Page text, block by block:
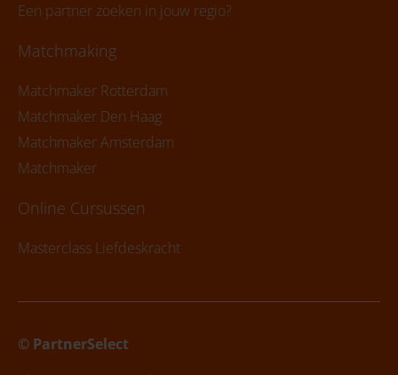
Een partner zoeken in jouw regio?
Matchmaking
Matchmaker Rotterdam
Matchmaker Den Haag
Matchmaker Amsterdam
Matchmaker
Online Cursussen
Masterclass Liefdeskracht
© PartnerSelect